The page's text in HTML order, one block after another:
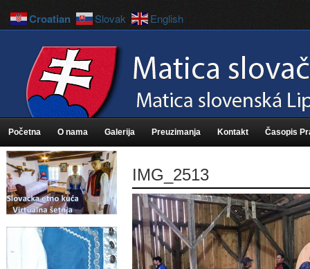
Početna O nama Galerija Preuzimanja Kontakt Časopis
IMG_2513
Croatian Slovak English